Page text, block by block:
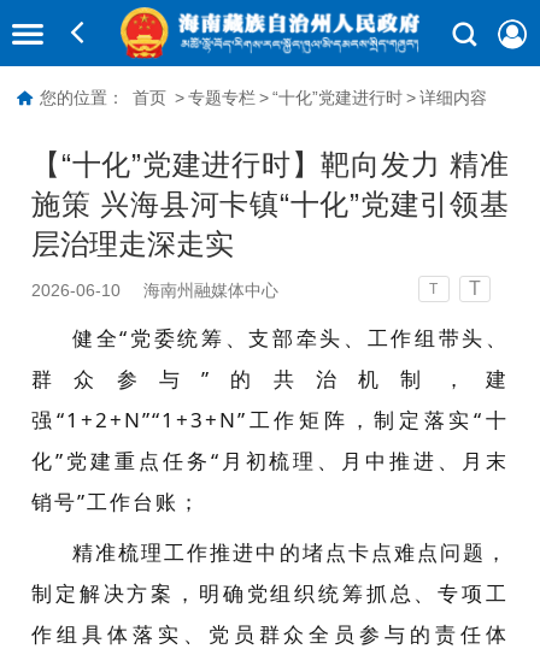
您的位置： 首页 > 专题专栏 > “十化”党建进行时 > 详细内容
【“十化”党建进行时】靶向发力 精准
施策 兴海县河卡镇“十化”党建引领基
层治理走深走实
2026-06-10 海南州融媒体中心 T T
健全“党委统筹、支部牵头、工作组带头、
群众参与”的共治机制，建
强“1+2+N”“1+3+N”工作矩阵，制定落实“十
化”党建重点任务“月初梳理、月中推进、月末
销号”工作台账；
精准梳理工作推进中的堵点卡点难点问题，
制定解决方案，明确党组织统筹抓总、专项工
作组具体落实、党员群众全员参与的责任体